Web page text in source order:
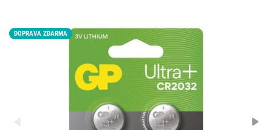
DOPRAVA ZDARMA